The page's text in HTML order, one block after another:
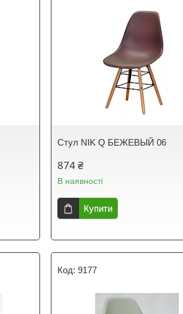
Стул NIK Q БЕЖЕВЫЙ 06
874 ₴
В наявності
Купити
9177